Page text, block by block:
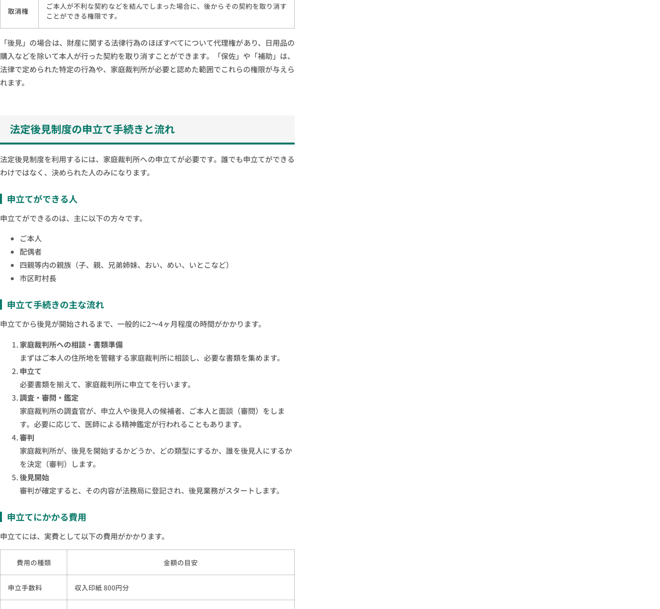
取消権
ご本人が不利な契約などを結んでしまった場合に、後からその契約を取り消す
ことができる権限です。
「後見」の場合は、財産に関する法律行為のほぼすべてについて代理権があり、日用品の
購入などを除いて本人が行った契約を取り消すことができます。「保佐」や「補助」は、
法律で定められた特定の行為や、家庭裁判所が必要と認めた範囲でこれらの権限が与えら
れます。
法定後見制度の申立て手続きと流れ
法定後見制度を利用するには、家庭裁判所への申立てが必要です。誰でも申立てができる
わけではなく、決められた人のみになります。
申立てができる人
申立てができるのは、主に以下の方々です。
ご本人
配偶者
四親等内の親族（子、親、兄弟姉妹、おい、めい、いとこなど）
市区町村長
申立て手続きの主な流れ
申立てから後見が開始されるまで、一般的に2〜4ヶ月程度の時間がかかります。
家庭裁判所への相談・書類準備
まずはご本人の住所地を管轄する家庭裁判所に相談し、必要な書類を集めます。
申立て
必要書類を揃えて、家庭裁判所に申立てを行います。
調査・審問・鑑定
家庭裁判所の調査官が、申立人や後見人の候補者、ご本人と面談（審問）をしま
す。必要に応じて、医師による精神鑑定が行われることもあります。
審判
家庭裁判所が、後見を開始するかどうか、どの類型にするか、誰を後見人にするか
を決定（審判）します。
後見開始
審判が確定すると、その内容が法務局に登記され、後見業務がスタートします。
申立てにかかる費用
申立てには、実費として以下の費用がかかります。
費用の種類 金額の目安
申立手数料 収入印紙 800円分